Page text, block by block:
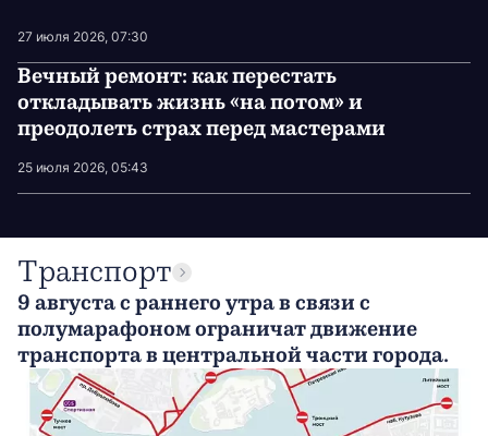
27 июля 2026, 07:30
Вечный ремонт: как перестать
откладывать жизнь «на потом» и
преодолеть страх перед мастерами
25 июля 2026, 05:43
Транспорт
9 августа с раннего утра в связи с
полумарафоном ограничат движение
транспорта в центральной части города.